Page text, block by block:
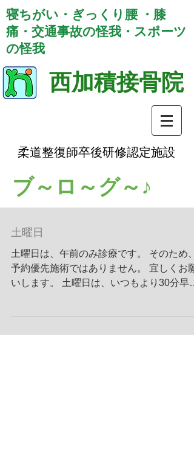
寝ちがい・ぎっくり腰 ・膝
痛・交通事故の怪我・スポーツ
の怪我
西加積接骨院
柔道整復師卒後研修認定施設
ブ～ロ～グ～♪
土曜日
土曜日は、午前のみ診療です。 そのため、
予約優先施術ではありません。 宜しくお願
いします。 土曜日は、いつもより30分早く